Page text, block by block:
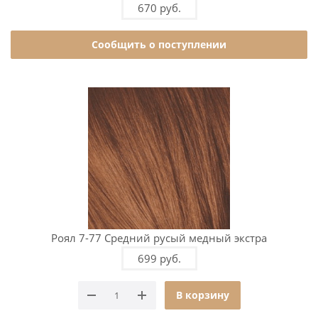
670 руб.
Сообщить о поступлении
Роял 7-77 Средний русый медный экстра
699 руб.
В корзину